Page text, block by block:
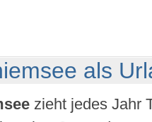
als
zieht jedes Jahr